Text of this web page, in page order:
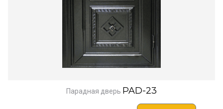
Парадная дверь PAD-23